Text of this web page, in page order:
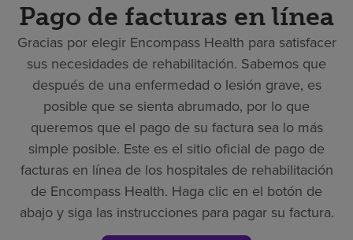
Pago de facturas en línea
Gracias por elegir Encompass Health para satisfacer
sus necesidades de rehabilitación. Sabemos que
después de una enfermedad o lesión grave, es
posible que se sienta abrumado, por lo que
queremos que el pago de su factura sea lo más
simple posible. Este es el sitio oficial de pago de
facturas en línea de los hospitales de rehabilitación
de Encompass Health. Haga clic en el botón de
abajo y siga las instrucciones para pagar su factura.